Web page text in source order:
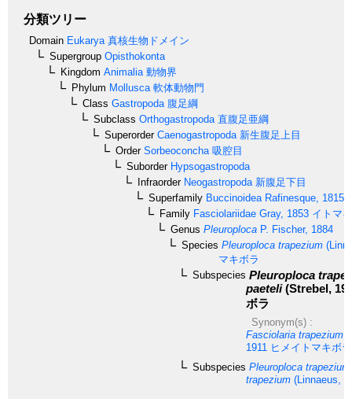
分類ツリー
Domain Eukarya 真核生物ドメイン
Supergroup Opisthokonta
Kingdom Animalia 動物界
Phylum Mollusca 軟体動物門
Class Gastropoda 腹足綱
Subclass Orthogastropoda 直腹足亜綱
SuperorderCaenogastropoda 新生腹足上目
OrderSorbeoconcha 吸腔目
SuborderHypsogastropoda
InfraorderNeogastropoda 新腹足下目
Superfamily Buccinoidea Rafinesque, 1815
Family Fasciolariidae Gray, 1853 イトマ
Genus Pleuroploca P. Fischer, 1884
Species Pleuroploca trapezium
マキボラ
Subspecies Pleuroploca
paeteli(Strebel,
ボラ
Synonym(s) :
Fasciolaria trapezium
1911 ヒメイトマキボラ
Subspecies Pleuroploca trapezium
trapezium (Linnaeus,